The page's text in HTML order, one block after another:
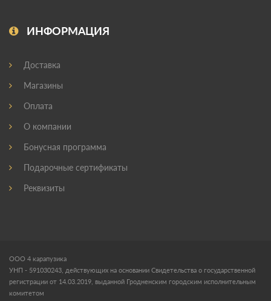
ИНФОРМАЦИЯ
Доставка
Магазины
Оплата
О компании
Бонусная программа
Подарочные сертификаты
Реквизиты
ООО 4 карапузика
УНП - 591030243, действующих на основании Свидетельства о государственной
регистрации от 14.03.2019, выданной Гродненским городским исполнительным
комитетом